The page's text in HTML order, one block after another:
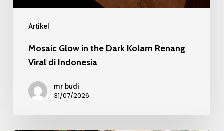
Artikel
Mosaic Glow in the Dark Kolam Renang
Viral di Indonesia
mr budi
31/07/2026